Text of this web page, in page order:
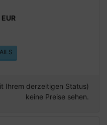
Ihrem derzeitigen Status)
keine Preise sehen.